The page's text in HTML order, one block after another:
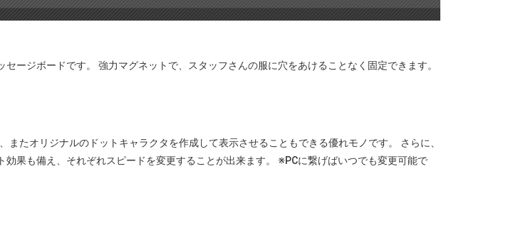
ージボードです。 強力マグネットで、スタッフさんの服に穴をあけることなく固定できます。
またオリジナルのドットキャラクタを作成して表示させることもできる優れモノです。 さらに、
効果も備え、それぞれスピードを変更することが出来ます。 ※PCに繋げばいつでも変更可能で